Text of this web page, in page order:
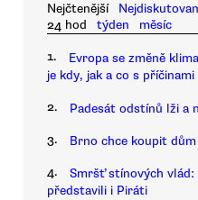
Nejčtenější
24 hod
týden měsíc
1.
Evropa se změně
je kdy, jak a co s příčinami
2. Padesát odstínů lži a
3. Brno chce koupit
4.
Smršť stínových vlád:
představili i Piráti